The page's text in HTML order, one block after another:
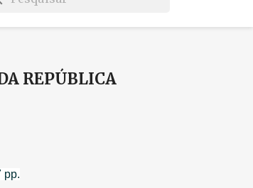
REPÚBLICA
pp.